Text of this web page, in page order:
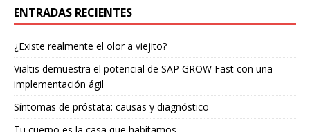
ENTRADAS RECIENTES
¿Existe realmente el olor a viejito?
Vialtis demuestra el potencial de SAP GROW Fast con una
implementación ágil
Síntomas de próstata: causas y diagnóstico